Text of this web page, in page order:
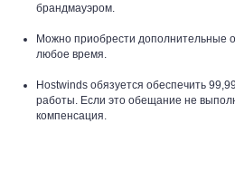
брандмауэром.
Можно приобрести дополнительные
любое время.
Hostwinds обязуется обеспечить
работы. Если это обещание не
компенсация.